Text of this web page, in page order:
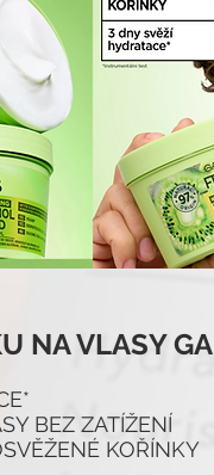
NA VLASY
BEZ ZATÍŽENÍ
KOŘÍNKY